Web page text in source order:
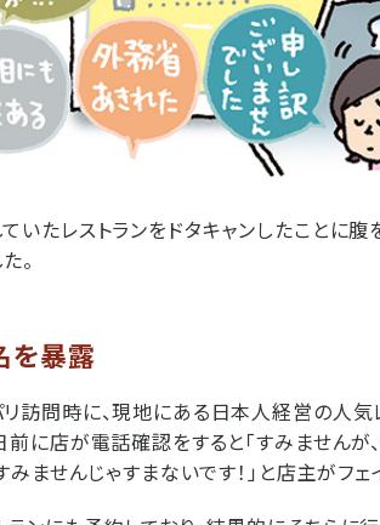
たレストランをドタキャンしたことに腹
。
を暴露
訪問時に、現地にある日本人経営の人
前に店が電話確認をすると「すみません
みませんじゃすまないです！」と店主がフ